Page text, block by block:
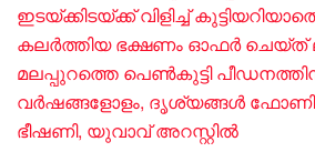
ഇടയ്ക്കിടയ്ക്ക് വിളിച്ച്
കലർത്തിയ ഭക്ഷണം ഓഫർ ചെയ്ത്
മലപ്പുറത്തെ പെൺകുട്ടി
വർഷങ്ങളോളം, ദൃശ്യങ്ങൾ
ഭീഷണി, യുവാവ് അറസ്റ്റിൽ